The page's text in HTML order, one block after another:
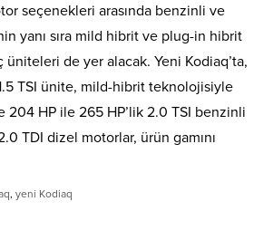
seçenekleri arasında benzinli ve
yanı sıra mild hibrit ve plug-in hibrit
de yer alacak. Yeni Kodiaq’ta,
TSI ünite, mild-hibrit teknolojisiyle
HP ile 265 HP’lik 2.0 TSI benzinli
TDI dizel motorlar, ürün gamını
, yeni Kodiaq